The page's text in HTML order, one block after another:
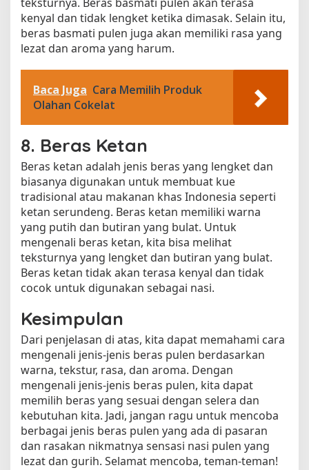
kenyal dan tidak lengket ketika dimasak. Selain itu,
beras basmati pulen juga akan memiliki rasa yang
lezat dan aroma yang harum.
Baca Juga Cara Memilih Produk
Olahan Cokelat
8. Beras Ketan
Beras ketan adalah jenis beras yang lengket dan
biasanya digunakan untuk membuat kue
tradisional atau makanan khas Indonesia seperti
ketan serundeng. Beras ketan memiliki warna
yang putih dan butiran yang bulat. Untuk
mengenali beras ketan, kita bisa melihat
teksturnya yang lengket dan butiran yang bulat.
Beras ketan tidak akan terasa kenyal dan tidak
cocok untuk digunakan sebagai nasi.
Kesimpulan
Dari penjelasan di atas, kita dapat memahami cara
mengenali jenis-jenis beras pulen berdasarkan
warna, tekstur, rasa, dan aroma. Dengan
mengenali jenis-jenis beras pulen, kita dapat
memilih beras yang sesuai dengan selera dan
kebutuhan kita. Jadi, jangan ragu untuk mencoba
berbagai jenis beras pulen yang ada di pasaran
dan rasakan nikmatnya sensasi nasi pulen yang
lezat dan gurih. Selamat mencoba, teman-teman!